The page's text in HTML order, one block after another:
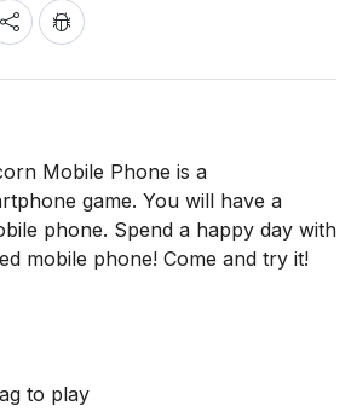
Mobile Phone is a
game. You will have a
phone. Spend a happy day with
mobile phone! Come and try it!
to play